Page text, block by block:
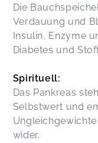
Die
Verdauung und
Insulin, Enzyme
Diabetes und
Spirituell:
Das Pankreas
Selbstwert und
wider.